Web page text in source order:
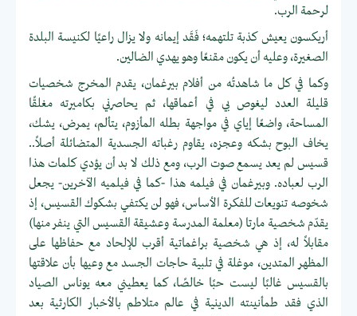
لرحمة الرب.
أريكسون يعيش كذبة تلتهمه؛ فَقَد إيمانه ولا يزال راعيًا لكنيسة البلدة
الصغيرة، وعليه أن يكون مقنعًا وهو يهدي الضالين.
وكما في كل ما شاهدتُه من أفلام بيرغمان، يقدم المخرج شخصيات
قليلة العدد ليغوص بي في أعماقها، ثم يحاصرني بكاميرته مغلقًا
المساحة، واضعًا إياي في مواجهة بطله المأزوم، يتألم، يمرض، يشك،
يخاف البوح بشكه وعجزه، يقاوم رغباته الجسدية المتضائلة أصلاً..
قسيس لم يعد يسمع صوت الرب، ومع ذلك لا بد أن يؤدي كلمات هذا
الرب لعباده. وبيرغمان في فيلمه هذا -كما في فيلميه الآخرين- يجعل
شخوصه تنويعات للفكرة الأساس، فهو لن يكتفي بشكوك القسيس، إذ
يقدّم شخصية مارتا (معلمة المدرسة وعشيقة القسيس التي ينفر منها)
مقابلاً له، إذ هي شخصية براغماتية أقرب للإلحاد مع حفاظها على
المظهر المتدين، موغلة في تلبية حاجات الجسد مع وعيها بأن علاقتها
بالقسيس غالبًا ليست حبًا خالصًا، كما يعطيني معه يوناس الصياد
الذي فقد طمأنينته الدينية في عالم متلاطم بالأخبار الكارثية بعد